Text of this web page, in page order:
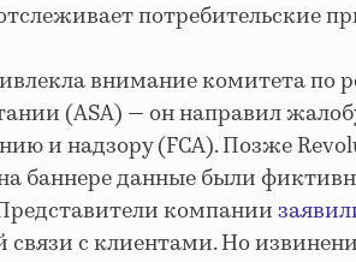
потребительские
внимание комитета по
(ASA) — он направил
и надзору (FCA). Позже
баннере данные были
компании
связи с клиентами. Но